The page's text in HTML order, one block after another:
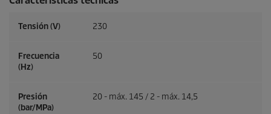
Tensión (V) 230
Frecuencia
(Hz)
50
Presión
(bar/MPa)
20 - máx. 145 / 2 - máx. 14,5